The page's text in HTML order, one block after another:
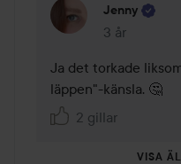
Jenny
3 år
Ja det torkade
läppen"-känsla. 🤔
2 gillar
VISA